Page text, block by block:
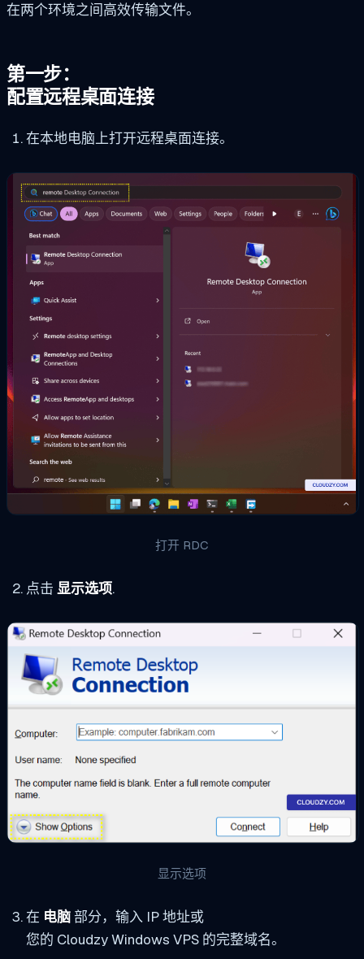
在两个环境之间高效传输文件。
第一步：
配置远程桌面连接
在本地电脑上打开远程桌面连接。
打开 RDC
点击 显示选项.
显示选项
在 电脑部分，输入 IP 地址或
您的 Cloudzy Windows VPS 的完整域名。